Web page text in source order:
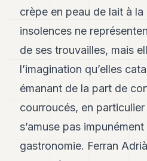
crèpe en peau de lait à
insolences ne
de ses trouvailles, mais
l’imagination qu’elles
émanant de la part de
courroucés, en
s’amuse pas
gastronomie. Ferran